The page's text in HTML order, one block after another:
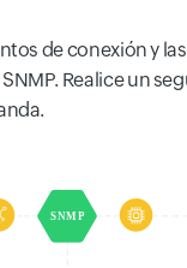
de conexión y
Realice un